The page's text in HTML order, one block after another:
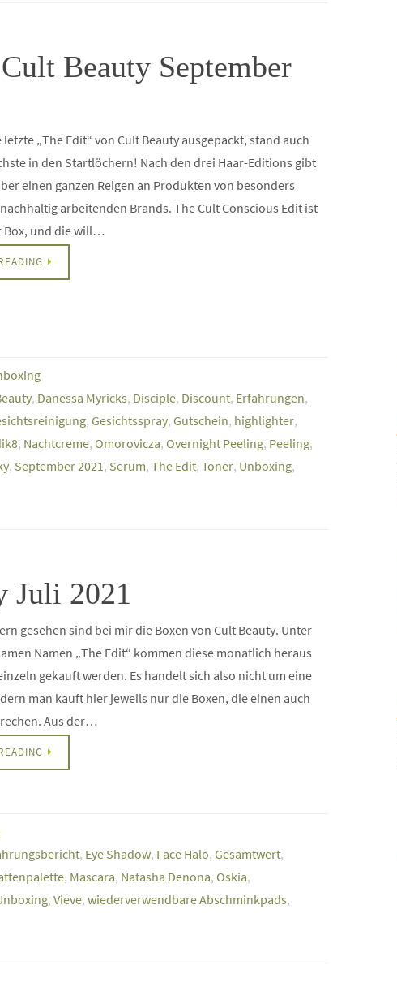
Beauty September
letzte „The Edit“ von Cult Beauty ausgepackt, stand auch
in den Startlöchern! Nach den drei Haar-Editions gibt
einen ganzen Reigen an Produkten von besonders
arbeitenden Brands. The Cult Conscious Edit ist
Box, und die will…
, Danessa Myricks, Disciple, Discount, Erfahrungen,
, Gesichtsspray, Gutschein, highlighter,
, Nachtcreme, Omorovicza, Overnight Peeling, Peeling,
, September 2021 , Serum, The Edit, Toner, Unboxing,
Juli 2021
gesehen sind bei mir die Boxen von Cult Beauty. Unter
Namen „The Edit“ kommen diese monatlich heraus
gekauft werden. Es handelt sich also nicht um eine
man kauft hier jeweils nur die Boxen, die einen auch
Aus der…
, Eye Shadow, Face Halo, Gesamtwert,
, Mascara, Natasha Denona, Oskia,
, Vieve, wiederverwendbare Abschminkpads,